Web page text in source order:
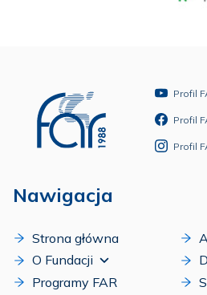
Profil
Profil
Profil
Nawigacja
Strona główna
O Fundacji
Programy FAR